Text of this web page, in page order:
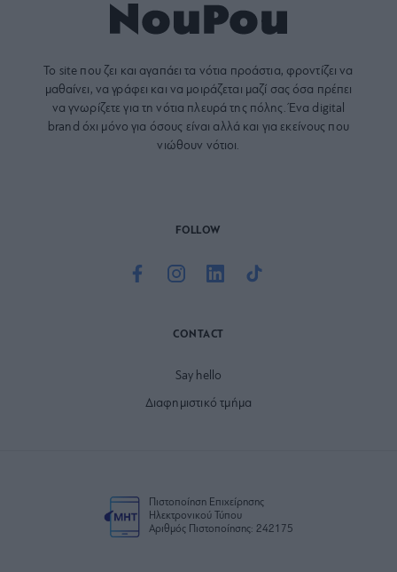
Το site που ζει και αγαπάει τα νότια προάστια, φροντίζει να
μαθαίνει, να γράφει και να μοιράζεται μαζί σας όσα πρέπει
να γνωρίζετε για τη νότια πλευρά της πόλης. Ένα digital
brand όχι μόνο για όσους είναι αλλά και για εκείνους που
νιώθουν νότιοι.
FOLLOW
CONTACT
Say hello
Διαφημιστικό τμήμα
Πιστοποίηση Επιχείρησης
Ηλεκτρονικού Τύπου
Αριθμός Πιστοποίησης: 242175